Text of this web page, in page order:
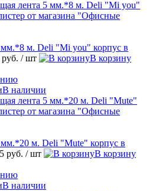
м. Deli "Mi you" корпус в
/ шт
В корзину
В наличии
м. Deli "Mute" корпус в
руб. / шт
В корзину
В наличии